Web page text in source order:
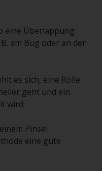
die kleineren
mit einem
müssen Sie
jeweiligen
für
Wenn Sie dieses
Sie jetzt die
richtigen Intervall
eine Überlappung
am Bug oder an der
es sich, eine Rolle
geht und ein
wird.
Pinsel
eine gute